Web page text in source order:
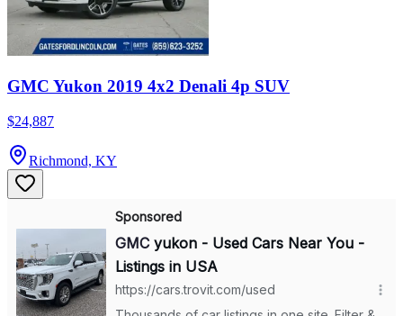
GMC Yukon 2019 4x2 Denali 4p SUV
$24,887
Richmond, KY